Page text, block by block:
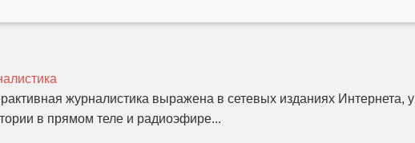
журналистика выражена в сетевых изданиях Интернета, у
в прямом теле и радиоэфире...